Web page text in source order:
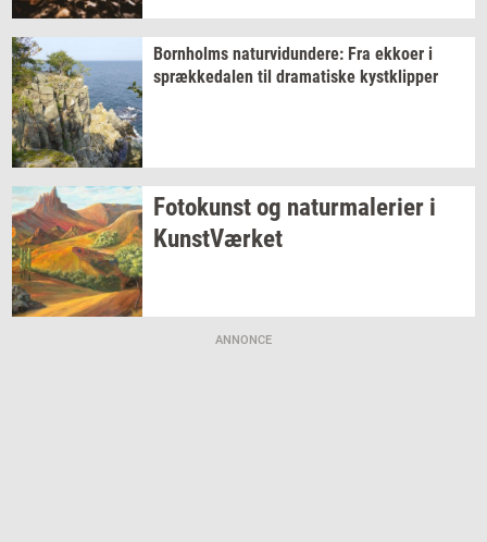
Born­holms na­tur­vi­dun­de­re: Fra ek­ko­er i
spræk­ke­da­len til dra­ma­ti­ske kyst­klip­per
Fo­to­kunstog na­tur­ma­le­ri­er i
Kunst­Vær­ket
ANNONCE